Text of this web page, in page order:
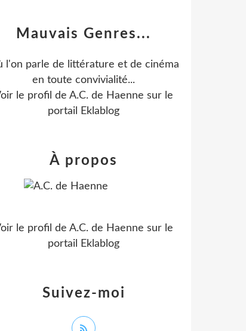
Mauvais Genres...
l'on parle de littérature et de cinéma
en toute convivialité...
le profil de A.C. de Haenne sur le
portail Eklablog
Suivez-moi
À propos
le profil de A.C. de Haenne sur le
portail Eklablog